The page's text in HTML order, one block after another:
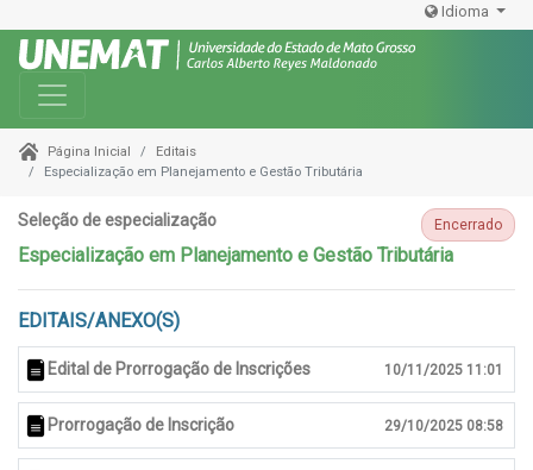
Idioma
Toggle navigation
Página Inicial
Editais
Especialização em Planejamento e Gestão Tributária
Seleção de especialização Encerrado
Especialização em Planejamento e Gestão Tributária
EDITAIS/ANEXO(S)
Edital de Prorrogação de Inscrições 10/11/2025 11:01
Prorrogação de Inscrição 29/10/2025 08:58